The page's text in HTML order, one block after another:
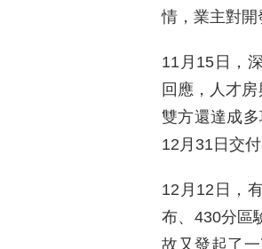
情，業主對開
11月15日，
回應，人才
雙方還達成
12月31日交
12月12日，
布、430分區
故又發起了